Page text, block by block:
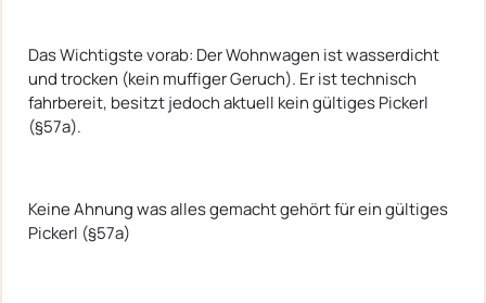
Das Wichtigste vorab: Der Wohnwagen ist wasserdicht
und trocken (kein muffiger Geruch). Er ist technisch
fahrbereit, besitzt jedoch aktuell kein gültiges Pickerl
(§57a).
Keine Ahnung was alles gemacht gehört für ein gültiges
Pickerl (§57a)